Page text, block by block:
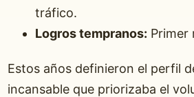
tráfico.
Logros tempranos: Primer
Estos años definieron el perfil
incansable que priorizaba el